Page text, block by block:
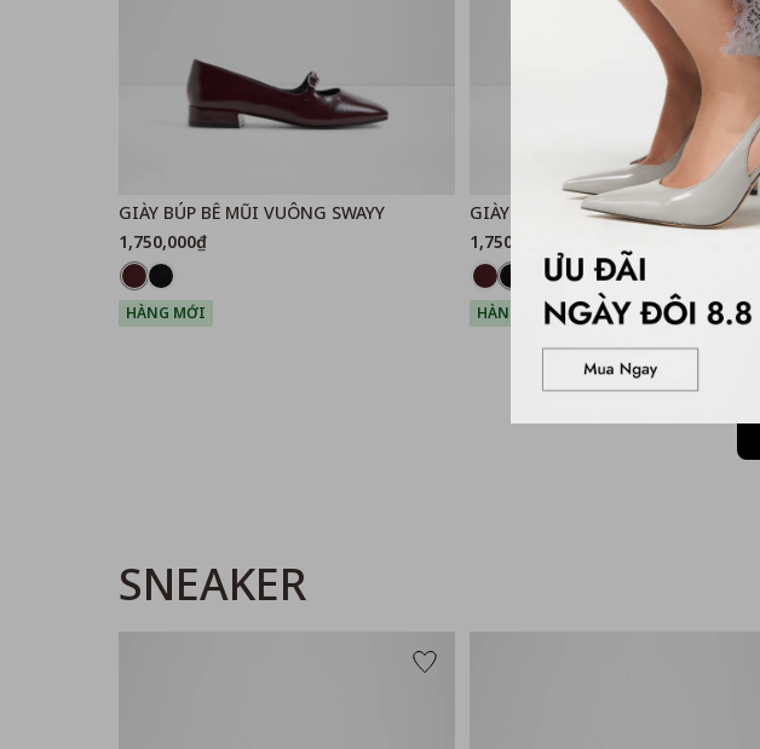
GIÀY BÚP BÊ MŨI VUÔNG SWAYY
1,750,000₫
HÀNG MỚI
GIÀY BÚP BÊ MŨI VUÔNG SWAYY
1,750,000₫
HÀNG MỚI
SNEAKER